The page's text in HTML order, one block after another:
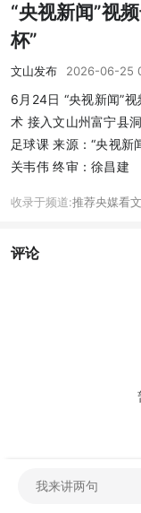
文山市
马关县
视听
视频快刷
壮语节目
“央视新闻”视
杯”
文山发布 2026-06-25
6月24日 “央视新闻”
术 接入文山州富宁县
足球课 来源：“央视新
关韦伟 终审：徐昌建
收录于频道:推荐央媒看
评论